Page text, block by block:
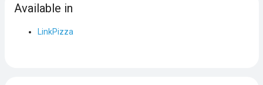
Available in
LinkPizza